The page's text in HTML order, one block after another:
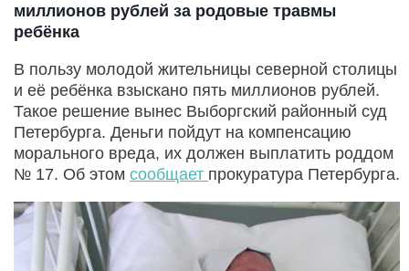
миллионов рублей за родовые травмы
ребёнка
В пользу молодой жительницы северной столицы
и её ребёнка взыскано пять миллионов рублей.
Такое решение вынес Выборгский районный суд
Петербурга. Деньги пойдут на компенсацию
морального вреда, их должен выплатить роддом
№ 17. Об этом сообщает прокуратура Петербурга.